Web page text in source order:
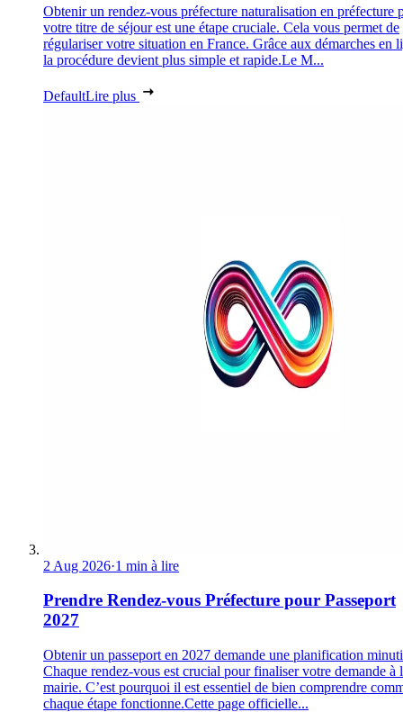
Obtenir un rendez-vous préfecture naturalisation en préfecture
votre titre de séjour est une étape cruciale. Cela vous permet de
régulariser votre situation en France. Grâce aux démarches en
la procédure devient plus simple et rapide.Le M...
DefaultLire plus
2 Aug 2026·1 min à lire
Prendre Rendez-vous Préfecture pour Passeport
2027
Obtenir un passeport en 2027 demande une planification
Chaque rendez-vous est crucial pour finaliser votre demande à
mairie. C’est pourquoi il est essentiel de bien comprendre
chaque étape fonctionne.Cette page officielle...